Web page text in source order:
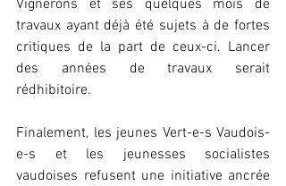
Vignerons et ses quelques mois de
travaux ayant déjà été sujets à de fortes
critiques de la part de ceux-ci. Lancer
des années de travaux serait
rédhibitoire.
Finalement, les jeunes Vert-e-s Vaudois-
e-s et les jeunesses socialistes
vaudoises refusent une initiative ancrée